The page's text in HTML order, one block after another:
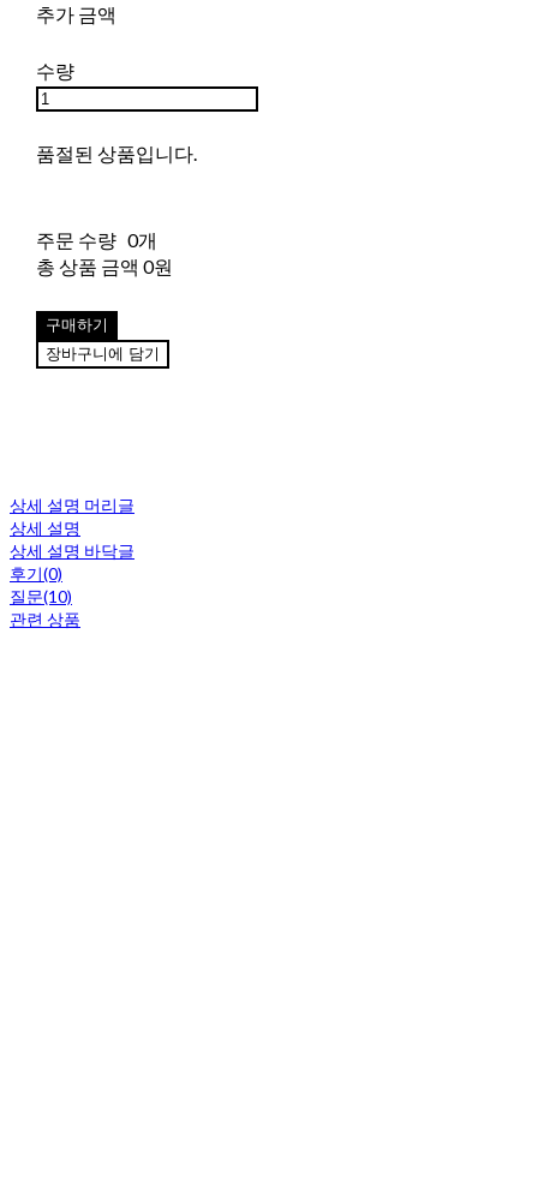
추가 금액
수량
품절된 상품입니다.
주문 수량 0개
총 상품 금액 0원
구매하기
장바구니에 담기
상세 설명 머리글
상세 설명
상세 설명 바닥글
후기(0)
질문(10)
관련 상품